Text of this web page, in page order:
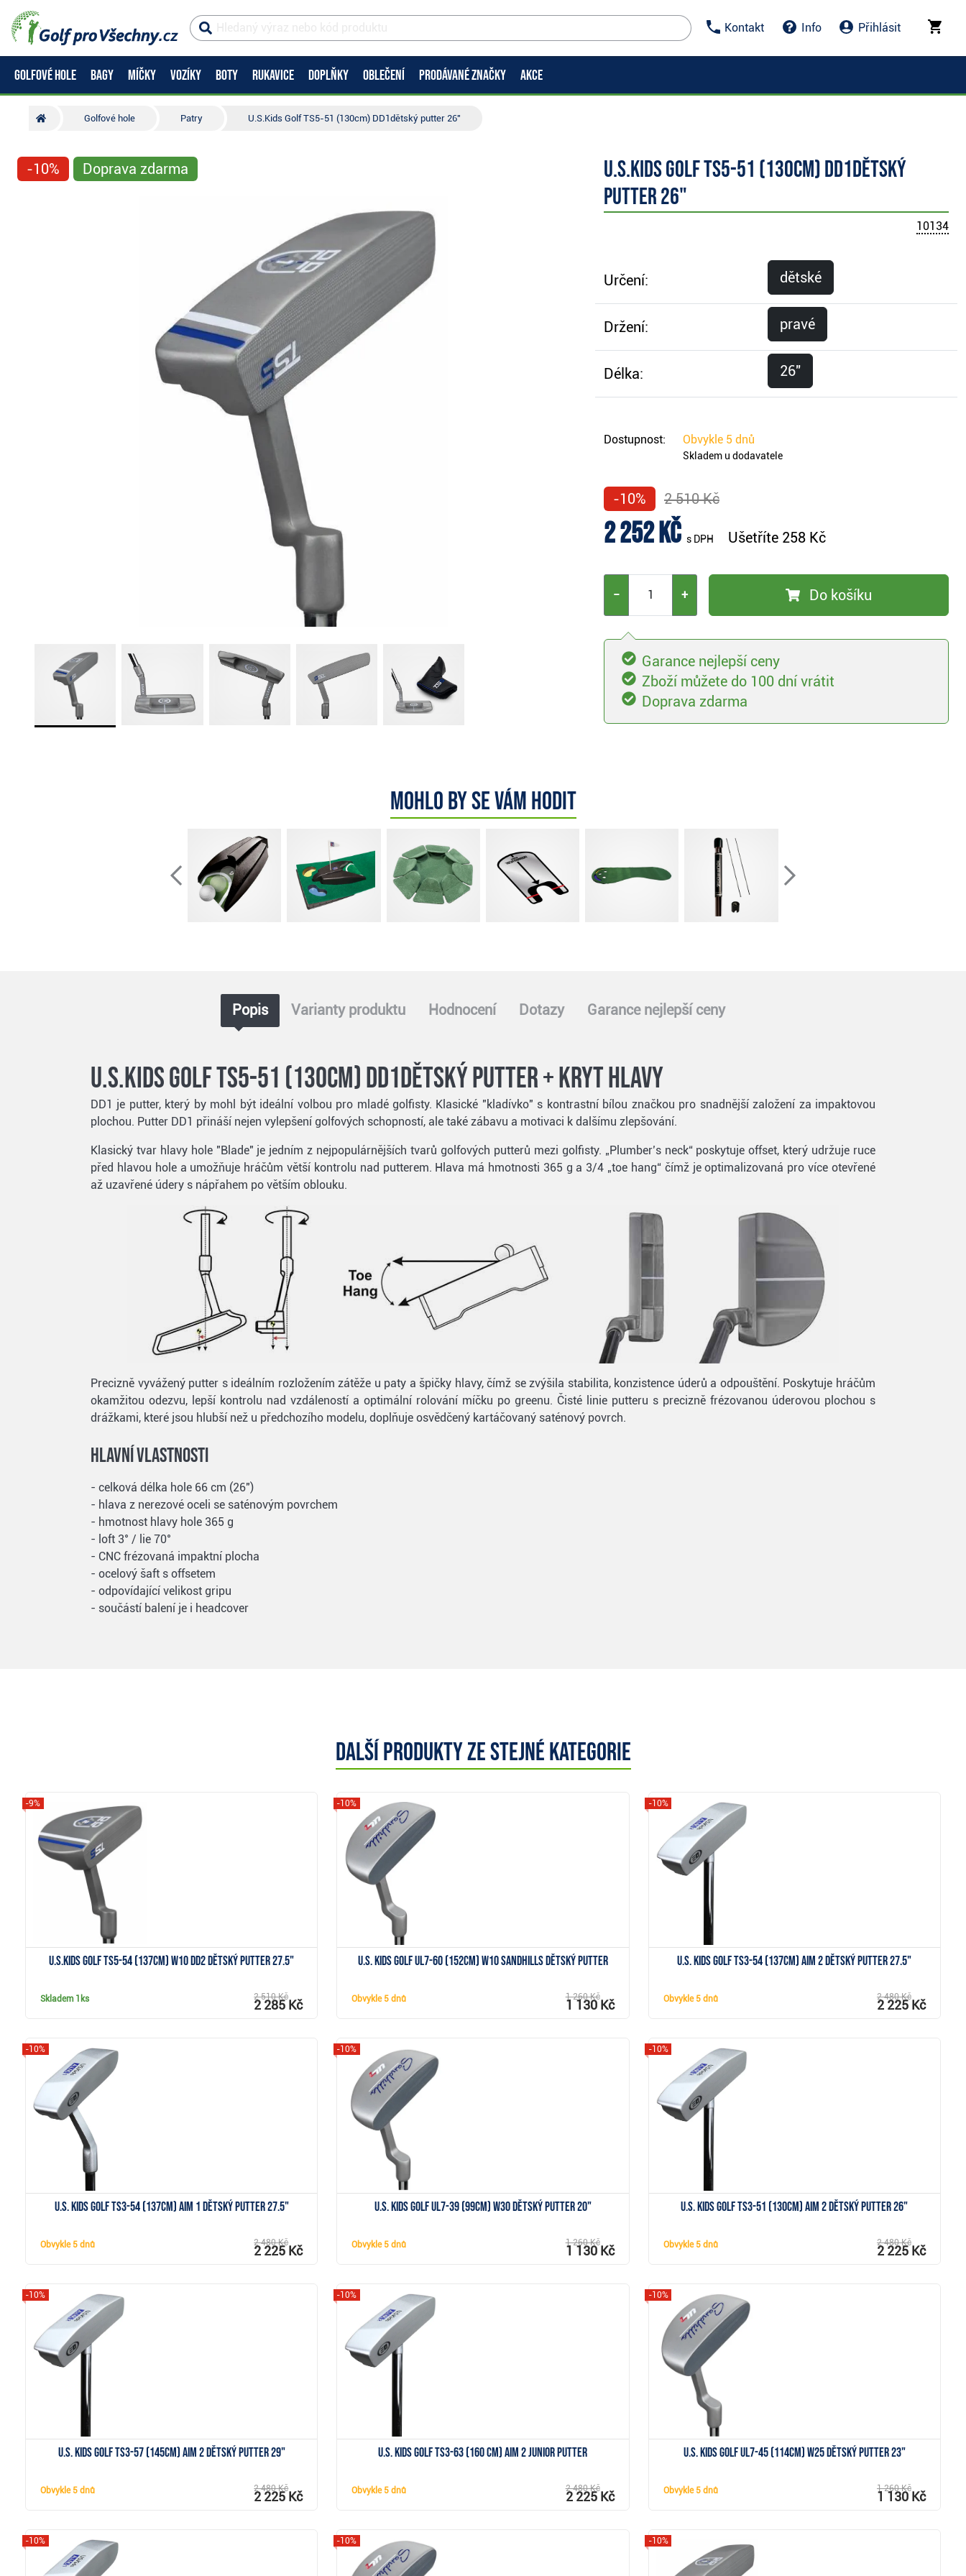
Kontakt Info Přihlásit
GOLFOVÉ HOLE BAGY MÍČKY VOZÍKY BOTY RUKAVICE DOPLŇKY OBLEČENÍ PRODÁVANÉ ZNAČKY AKCE
Golfové hole Patry U.S.Kids Golf TS5-51 (130cm) DD1dětský putter 26"
-10% Doprava zdarma
U.S.Kids Golf TS5-51 (130cm) DD1dětský
putter 26"
10134
Určení: dětské
Držení: pravé
Délka: 26"
Dostupnost: Obvykle 5 dnů
Skladem u dodavatele
-10% 2 510 Kč
2 252 Kč s DPH Ušetříte 258 Kč
− + Do košíku
Garance nejlepší ceny
Zboží můžete do 100 dní vrátit
Doprava zdarma
Mohlo by se vám hodit
Popis Varianty produktu Hodnocení Dotazy Garance nejlepší ceny
U.S.Kids Golf TS5-51 (130cm) DD1dětský putter + kryt hlavy
DD1 je putter, který by mohl být ideální volbou pro mladé golfisty. Klasické "kladívko" s kontrastní bílou značkou pro snadnější založení za impaktovou
plochou. Putter DD1 přináší nejen vylepšení golfových schopností, ale také zábavu a motivaci k dalšímu zlepšování.
Klasický tvar hlavy hole "Blade" je jedním z nejpopulárnějších tvarů golfových putterů mezi golfisty. „Plumber’s neck“ poskytuje offset, který udržuje ruce
před hlavou hole a umožňuje hráčům větší kontrolu nad putterem. Hlava má hmotnosti 365 g a 3/4 „toe hang“ čímž je optimalizovaná pro více otevřené
až uzavřené údery s nápřahem po větším oblouku.
Precizně vyvážený putter s ideálním rozložením zátěže u paty a špičky hlavy, čímž se zvýšila stabilita, konzistence úderů a odpouštění. Poskytuje hráčům
okamžitou odezvu, lepší kontrolu nad vzdáleností a optimální rolování míčku po greenu. Čisté linie putteru s precizně frézovanou úderovou plochou s
drážkami, které jsou hlubší než u předchozího modelu, doplňuje osvědčený kartáčovaný saténový povrch.
Hlavní vlastnosti
- celková délka hole 66 cm (26")
- hlava z nerezové oceli se saténovým povrchem
- hmotnost hlavy hole 365 g
- loft 3° / lie 70°
- CNC frézovaná impaktní plocha
- ocelový šaft s offsetem
- odpovídající velikost gripu
- součástí balení je i headcover
Další produkty ze stejné kategorie
U.S.Kids Golf TS5-54 (137cm) W10 DD2 dětský putter 27.5"
-9%
Skladem 1ks 2 510 Kč
2 285 Kč
U.S. Kids Golf UL7-60 (152cm) W10 Sandhills dětský putter
-10%
Obvykle 5 dnů 1 260 Kč
1 130 Kč
U.S. Kids Golf TS3-54 (137cm) AIM 2 dětský putter 27.5"
-10%
Obvykle 5 dnů 2 480 Kč
2 225 Kč
U.S. Kids Golf TS3-54 (137cm) AIM 1 dětský putter 27.5"
-10%
Obvykle 5 dnů 2 480 Kč
2 225 Kč
U.S. Kids Golf UL7-39 (99cm) W30 dětský putter 20"
-10%
Obvykle 5 dnů 1 260 Kč
1 130 Kč
U.S. Kids Golf TS3-51 (130cm) AIM 2 dětský putter 26"
-10%
Obvykle 5 dnů 2 480 Kč
2 225 Kč
U.S. Kids Golf TS3-57 (145cm) AIM 2 dětský putter 29"
-10%
Obvykle 5 dnů 2 480 Kč
2 225 Kč
U.S. Kids Golf TS3-63 (160 cm) AIM 2 junior putter
-10%
Obvykle 5 dnů 2 480 Kč
2 225 Kč
U.S. Kids Golf UL7-45 (114cm) W25 dětský putter 23"
-10%
Obvykle 5 dnů 1 260 Kč
1 130 Kč
-10% -10% -10%